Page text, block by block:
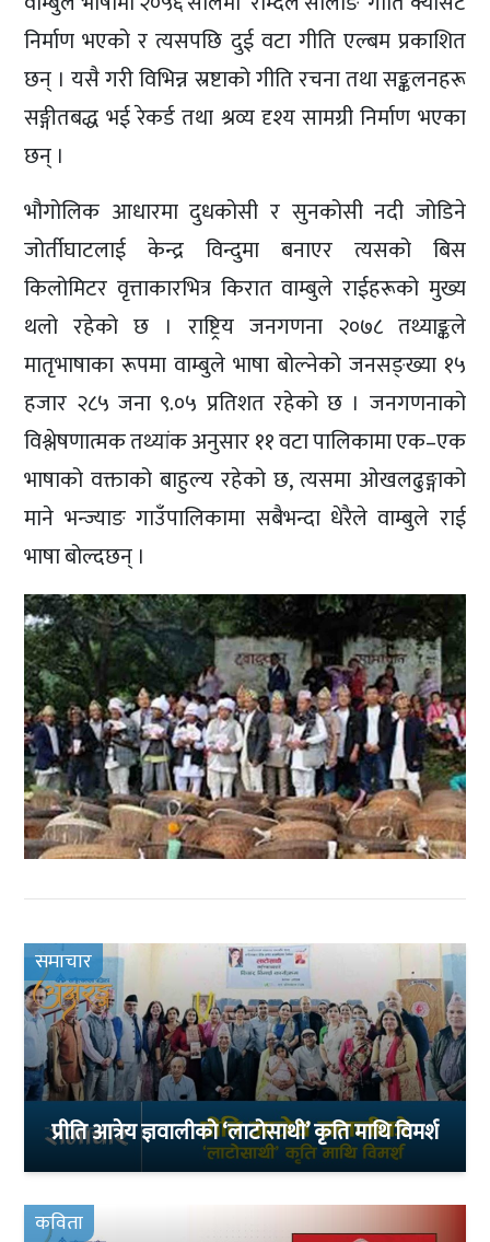
निर्माण भएको र त्यसपछि दुई वटा गीति एल्बम प्रकाशित
छन् । यसै गरी विभिन्न स्रष्टाको गीति रचना तथा सङ्कलनहरू
सङ्गीतबद्ध भई रेकर्ड तथा श्रव्य दृश्य सामग्री निर्माण भएका
छन् ।
भौगोलिक आधारमा दुधकोसी र सुनकोसी नदी जोडिने
जोर्तीघाटलाई केन्द्र विन्दुमा बनाएर त्यसको बिस
किलोमिटर वृत्ताकारभित्र किरात वाम्बुले राईहरूको मुख्य
थलो रहेको छ । राष्ट्रिय जनगणना २०७८ तथ्याङ्कले
मातृभाषाका रूपमा वाम्बुले भाषा बोल्नेको जनसङ्ख्या १५
हजार २८५ जना ९.०५ प्रतिशत रहेको छ । जनगणनाको
विश्लेषणात्मक तथ्यांक अनुसार ११ वटा पालिकामा एक–एक
भाषाको वक्ताको बाहुल्य रहेको छ, त्यसमा ओखलढुङ्गाको
माने भन्ज्याङ गाउँपालिकामा सबैभन्दा धेरैले वाम्बुले राई
भाषा बोल्दछन् ।
समाचार
प्रीति आत्रेय ज्ञवालीको ‘लाटोसाथी’ कृति माथि विमर्श
कविता